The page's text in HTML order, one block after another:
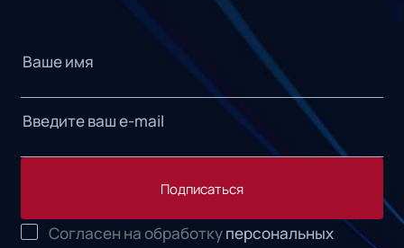
Подписаться
Согласен на обработкуперсональных